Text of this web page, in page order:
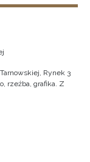
Rynek 3
rzeźba, grafika. Z